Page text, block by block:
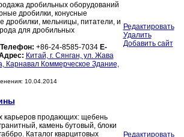
дробильных оборудований
дробилки, конусные
дробилки, мельницы, питатели, и
для дробильных
Телефон: +86-24-8585-7034 E-
Китай, г. Сянган, ул. Жава
Карнавал Коммерческое Здание,
10.04.2014
Редактировать
Удалить
Добавить сайт
карьеров продающих: щебень
камень бутовый, блоки
Каталог кварцитовых
Редактировать